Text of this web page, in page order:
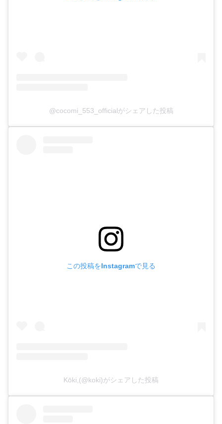
@cocomi_553_officialがシェアした投稿
この投稿をInstagramで見る
Kōki,(@koki)がシェアした投稿